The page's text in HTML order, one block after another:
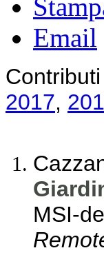
Email
2017,
MSI-